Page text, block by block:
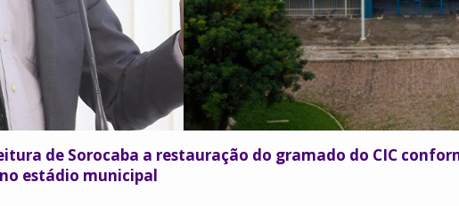
de Sorocaba a restauração do gramado do CIC
estádio municipal